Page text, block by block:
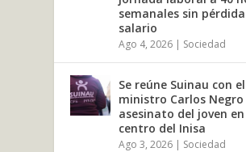
semanales sin
salario
Ago 4, 2026 | Sociedad
Se reúne Suinau con el
ministro Carlos Negro
asesinato del joven en
centro del Inisa
Ago 3, 2026 | Sociedad